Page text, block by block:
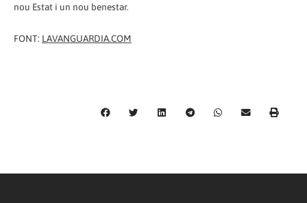
nou Estat i un nou benestar.
FONT: LAVANGUARDIA.COM